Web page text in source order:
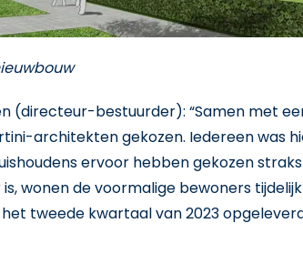
(directeur-bestuurder): “Samen met
architekten gekozen. Iedereen was
ervoor hebben gekozen
wonen de voormalige bewoners
tweede kwartaal van 2023